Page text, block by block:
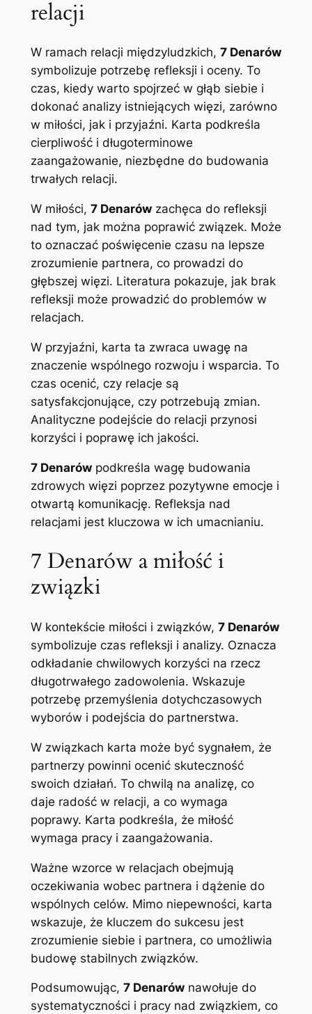
relacji
W ramach relacji międzyludzkich, 7 Denarów
symbolizuje potrzebę refleksji i oceny. To
czas, kiedy warto spojrzeć w głąb siebie i
dokonać analizy istniejących więzi, zarówno
w miłości, jak i przyjaźni. Karta podkreśla
cierpliwość i długoterminowe
zaangażowanie, niezbędne do budowania
trwałych relacji.
W miłości, 7 Denarówzachęca do refleksji
nad tym, jak można poprawić związek. Może
to oznaczać poświęcenie czasu na lepsze
zrozumienie partnera, co prowadzi do
głębszej więzi. Literatura pokazuje, jak brak
refleksji może prowadzić do problemów w
relacjach.
W przyjaźni, karta ta zwraca uwagę na
znaczenie wspólnego rozwoju i wsparcia. To
czas ocenić, czy relacje są
satysfakcjonujące, czy potrzebują zmian.
Analityczne podejście do relacji przynosi
korzyści i poprawę ich jakości.
7 Denarówpodkreśla wagę budowania
zdrowych więzi poprzez pozytywne emocje i
otwartą komunikację. Refleksja nad
relacjami jest kluczowa w ich umacnianiu.
7 Denarów a miłość i
związki
W kontekście miłości i związków, 7 Denarów
symbolizuje czas refleksji i analizy. Oznacza
odkładanie chwilowych korzyści na rzecz
długotrwałego zadowolenia. Wskazuje
potrzebę przemyślenia dotychczasowych
wyborów i podejścia do partnerstwa.
W związkach karta może być sygnałem, że
partnerzy powinni ocenić skuteczność
swoich działań. To chwilą na analizę, co
daje radość w relacji, a co wymaga
poprawy. Karta podkreśla, że miłość
wymaga pracy i zaangażowania.
Ważne wzorce w relacjach obejmują
oczekiwania wobec partnera i dążenie do
wspólnych celów. Mimo niepewności, karta
wskazuje, że kluczem do sukcesu jest
zrozumienie siebie i partnera, co umożliwia
budowę stabilnych związków.
Podsumowując, 7 Denarównawołuje do
systematyczności i pracy nad związkiem, co